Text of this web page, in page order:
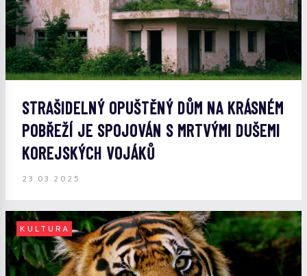
STRAŠIDELNÝ OPUŠTĚNÝ DŮM NA KRÁSNÉM
POBŘEŽÍ JE SPOJOVÁN S MRTVÝMI DUŠEMI
KOREJSKÝCH VOJÁKŮ
23.03.2025
KULTURA